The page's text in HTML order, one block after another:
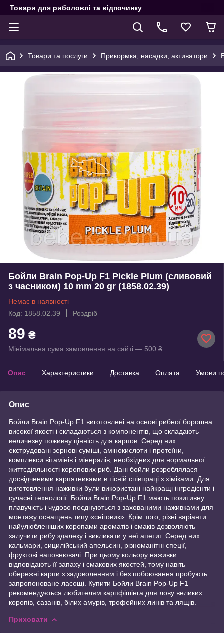
Товари для риболовлі та відпочинку
Товари та послуги Прикормка, насадки, активатори
Бойли Brain Pop-Up F1 Pickle Plum (сливовий
з часником) 10 mm 20 gr (1858.02.39)
Немає в наявності
Код: 1858.02.39
Роздріб
89 ₴
Мінімальна сума замовлення на сайті — 500 ₴
Опис Характеристики Доставка Оплата Умови
Опис
Бойли Brain Pop-Up F1 виготовлені на основі рибної борошна
високої якості і складаються з компонентів, що складають
величезну поживну цінність для карпов. Серед них
екструдовані зернові суміші, амінокислоти і протеїни,
комплекси вітамінів і мінералів, необхідних для нормальної
життєдіяльності коропових риб. Дані бойли розроблялася
досвідченими карпятниками в тісній співпраці з хіміками. Для
виготовлення наживки були використані найкращі інгредієнти і
сучасні технології. Бойли Brain Pop-Up F1 мають позитивну
плавучість і чудово поєднуються з захованими наживками для
монтажу оснащень типу «сніговик». Крім того, різні варіанти
найулюбленіших коропами ароматів і смаків дозволяють
залучити рибу здалеку і викликати у неї апетит. Серед них
кальмари, сицилійський апельсин, різноманітні спеції,
фруктові наповнювачі. При цьому кольору наживки
відповідають її запаху і смакових якостей, тому навіть
обережні карпи з задоволенням і без побоювання пробують
запропоноване ласощі. Купити Бойли Brain Pop-Up F1
рекомендується любителям карпфішінга для лову великих
коропів, сазанів, білих амурів, трофейних линів та лящів.
Приховати